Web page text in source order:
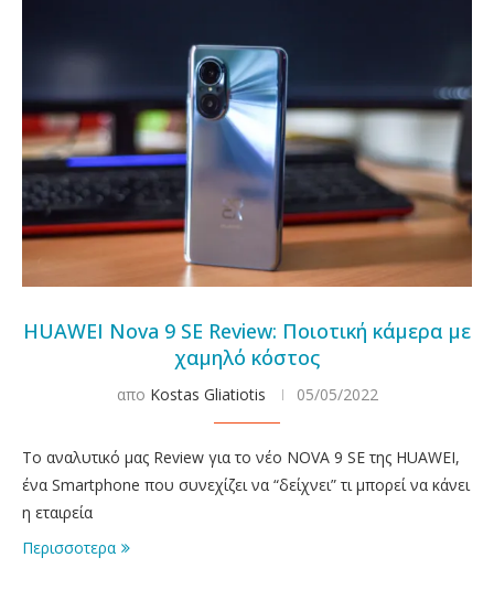
HUAWEI Nova 9 SE Review: Ποιοτική κάμερα με
χαμηλό κόστος
απο Kostas Gliatiotis 05/05/2022
Το αναλυτικό μας Review για το νέο NOVA 9 SE της HUAWEI,
ένα Smartphone που συνεχίζει να “δείχνει” τι μπορεί να κάνει
η εταιρεία
Περισσοτερα